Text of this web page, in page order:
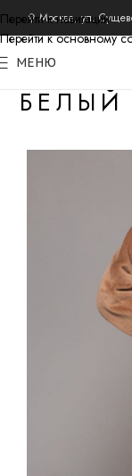
Перейти к навигации
Перейти к основному
⚲ Москва, ул.
МЕНЮ
БЕЛЫЙ